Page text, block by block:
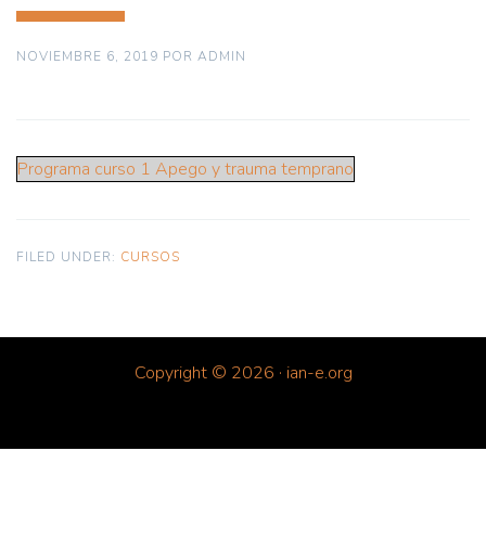
NOVIEMBRE 6, 2019 POR ADMIN
Programa curso 1 Apego y trauma temprano
FILED UNDER: CURSOS
Copyright © 2026 · ian-e.org